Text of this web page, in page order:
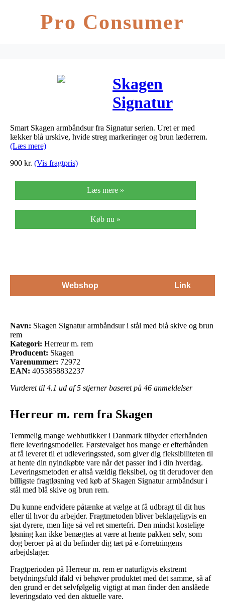
Pro Consumer
Skagen
Signatur
armbåndsur i
stål med blå
rem
Smart Skagen armbåndsur fra Signatur serien. Uret er med
lækker blå urskive, hvide streg markeringer og brun læderrem.
(Læs mere)
900 kr. (Vis fragtpris)
Læs mere »
Køb nu »
Webshop Link
Navn: Skagen Signatur armbåndsur i stål med blå skive og brun
rem
Kategori: Herreur m. rem
Producent: Skagen
Varenummer: 72972
EAN: 4053858832237
Vurderet til 4.1 ud af 5 stjerner baseret på 46 anmeldelser
Herreur m. rem fra Skagen
Temmelig mange webbutikker i Danmark tilbyder efterhånden
flere leveringsmodeller. Førstevalget hos mange er efterhånden
at få leveret til et udleveringssted, som giver dig fleksibiliteten til
at hente din nyindkøbte vare når det passer ind i din hverdag.
Leveringsmetoden er altså vældig fleksibel, og tit derudover den
billigste fragtløsning ved køb af Skagen Signatur armbåndsur i
stål med blå skive og brun rem.
Du kunne endvidere påtænke at vælge at få udbragt til dit hus
eller til hvor du arbejder. Fragtmetoden bliver beklageligvis en
sjat dyrere, men lige så vel ret smertefri. Den mindst kostelige
løsning kan ikke benægtes at være at hente pakken selv, som
dog beroer på at du befinder dig tæt på e-forretningens
arbejdslager.
Fragtperioden på Herreur m. rem er naturligvis ekstremt
betydningsfuld ifald vi behøver produktet med det samme, så af
den grund er det selvfølgelig vigtigt at man finder den anslåede
leveringsdato ved den aktuelle vare.